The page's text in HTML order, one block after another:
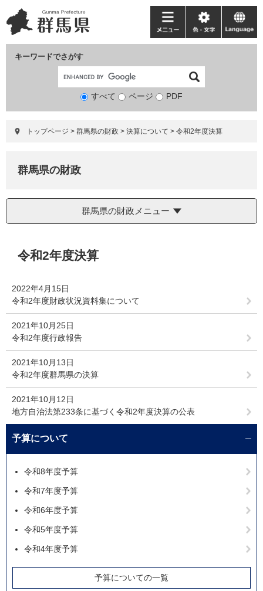
ー
ジ
ニ
ュ
て
キーワードでさがす
検
象
すべて ページ PDF
メ
ニ
ー
色・
文
language
トップページ > 群馬県の財政 > 決算について > 令和2年度決算
群馬県の財政
群馬県の財政メニュー
令和2年度決算
2022年4月15日
令和2年度財政状況資料集について
2021年10月25日
令和2年度行政報告
2021年10月13日
令和2年度群馬県の決算
2021年10月12日
地方自治法第233条に基づく令和2年度決算の公表
予算について
令和8年度予算
令和7年度予算
令和6年度予算
令和5年度予算
令和4年度予算
予算についての一覧